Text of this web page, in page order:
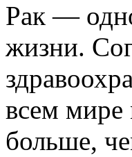
Рак —
жизни.
всем мире
больше,